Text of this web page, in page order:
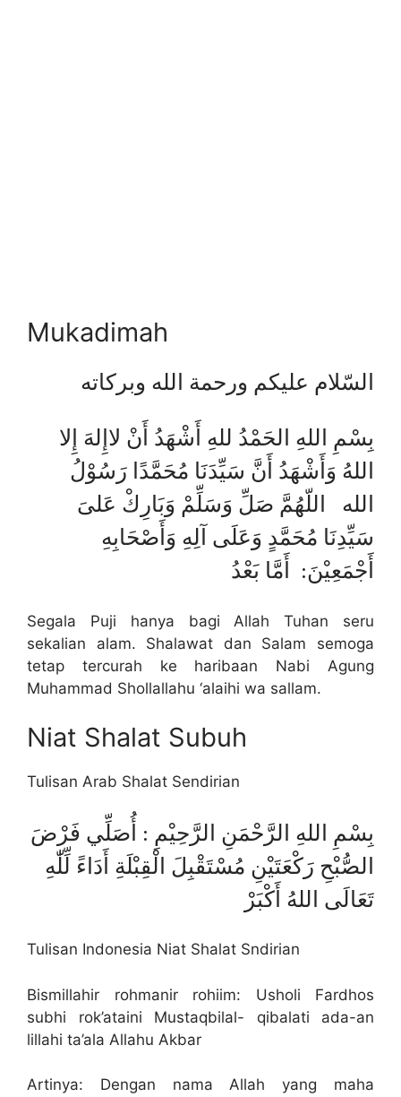
Mukadimah
السّلام عليكم ورحمة الله وبركاته
بِسْمِ اللهِ الحَمْدُ للهِ أَشْهَدُ أَنْ لاإِلهَ إِلا
اللهُ وَأَشْهَدُ أَنَّ سَيِّدَنَا مُحَمَّدًا رَسُوْلُ
الله اللّهُمَّ صَلِّ وَسَلِّمْ وَبَارِكْ عَلىَ
سَيِّدِنَا مُحَمَّدٍ وَعَلَى آلِهِ وَأَصْحَابِهِ
أَجْمَعِيْنَ: أَمَّا بَعْدُ
Segala Puji hanya bagi Allah Tuhan seru
sekalian alam. Shalawat dan Salam semoga
tetap tercurah ke haribaan Nabi Agung
Muhammad Shollallahu ‘alaihi wa sallam.
Niat Shalat Subuh
Tulisan Arab Shalat Sendirian
بِسْمِ اللهِ الرَّحْمَنِ الرَّحِيْمِ : أُصَلِّي فَرْضَ
الصُّبْحِ رَكْعَتَيْنِ مُسْتَقْبِلَ الْقِبْلَةِ أَدَاءً لِّلّٰهِ
تَعَالَى اللهُ أَكْبَرْ
Tulisan Indonesia Niat Shalat Sndirian
Bismillahir rohmanir rohiim: Usholi Fardhos
subhi rok’ataini Mustaqbilal- qibalati ada-an
lillahi ta’ala Allahu Akbar
Artinya: Dengan nama Allah yang maha